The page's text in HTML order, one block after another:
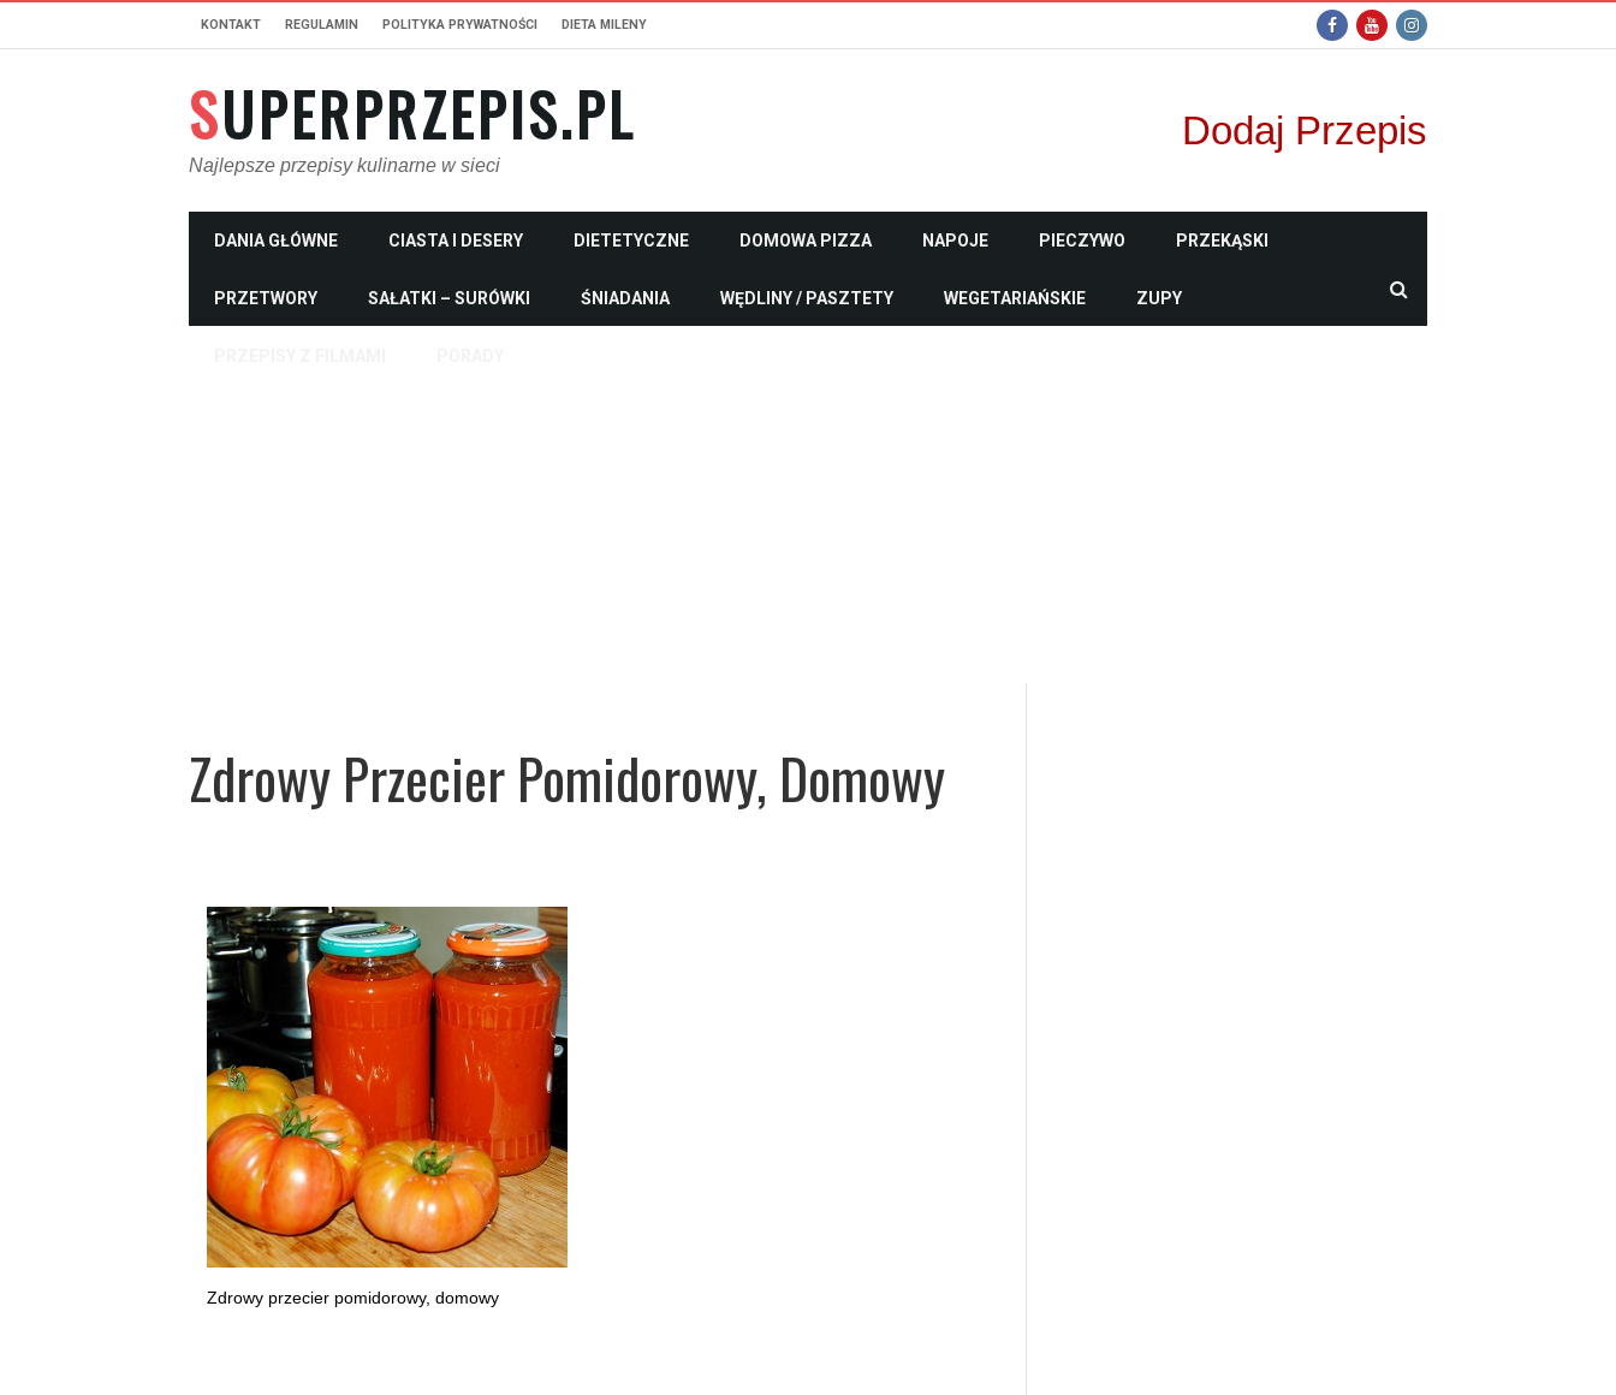
KONTAKT REGULAMIN POLITYKA PRYWATNOŚCI DIETA MILENY
SUPERPRZEPIS.PL
Najlepsze przepisy kulinarne w sieci
Dodaj Przepis
DANIA GŁÓWNE CIASTA I DESERY DIETETYCZNE DOMOWA PIZZA NAPOJE PIECZYWO PRZEKĄSKI
PRZETWORY SAŁATKI – SURÓWKI ŚNIADANIA WĘDLINY / PASZTETY WEGETARIAŃSKIE ZUPY
Zdrowy Przecier Pomidorowy, Domowy
Zdrowy przecier pomidorowy, domowy